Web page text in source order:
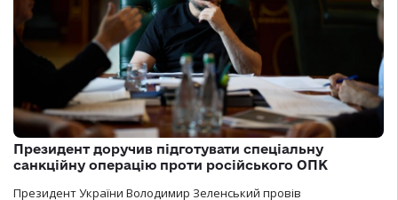
Президент доручив підготувати спеціальну
санкційну операцію проти російського ОПК
Президент України Володимир Зеленський провів